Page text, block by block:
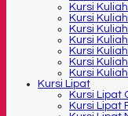
Kursi
Kursi
Kursi
Kursi
Kursi
Kursi
Kursi
Kursi Lipat
Kursi Lipat
Kursi Lipat